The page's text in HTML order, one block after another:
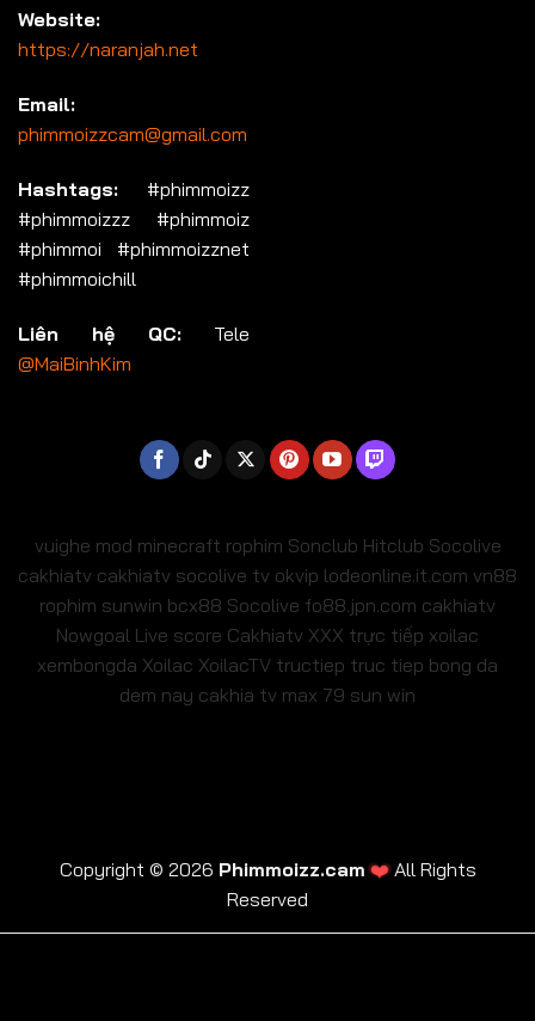
Website:
https://naranjah.net
Email:
phimmoizzcam@gmail.com
Hashtags: #phimmoizz
#phimmoizzz #phimmoiz
#phimmoi #phimmoizznet
#phimmoichill
Liên hệ QC: Tele
@MaiBinhKim
vuighe mod minecraft rophim Sonclub Hitclub Socolive
cakhiatv cakhiatv socolive tv okvip lodeonline.it.com vn88
rophim sunwin bcx88 Socolive fo88.jpn.com cakhiatv
Nowgoal Live score Cakhiatv XXX trực tiếp xoilac
xembongda Xoilac XoilacTV tructiep truc tiep bong da
dem nay cakhia tv max 79 sun win
Copyright © 2026 Phimmoizz.cam❤️All Rights
Reserved